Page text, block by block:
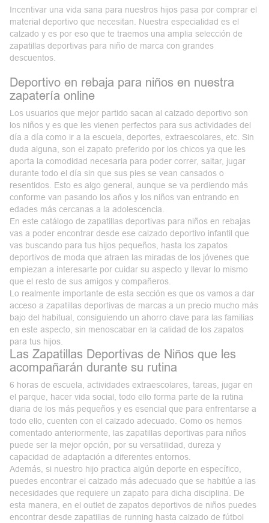
Incentivar una vida sana para nuestros hijos pasa por comprar el
material deportivo que necesitan. Nuestra especialidad es el
calzado y es por eso que te traemos una amplia selección de
zapatillas deportivas para niño de marca con grandes
descuentos.
Deportivo en rebaja para niños en nuestra
zapatería online
Los usuarios que mejor partido sacan al calzado deportivo son
los niños y es que les vienen perfectos para sus actividades del
día a día como ir a la escuela, deportes, extraescolares, etc. Sin
duda alguna, son elzapato preferido por los chicos ya que les
aporta la comodidad necesaria para poder correr, saltar, jugar
durante todo el día sin que sus pies se vean cansados o
resentidos. Esto es algo general, aunque se va perdiendo más
conforme van pasando los años y los niños van entrando en
edades más cercanas a la adolescencia.
En este catálogo de zapatillas deportivas para niños en rebajas
vas a poder encontrar desde ese calzado deportivo infantil que
vas buscando para tus hijos pequeños, hasta loszapatos
deportivos de moda que atraen las miradas de los jóvenes que
empiezan a interesarte por cuidar su aspecto y llevar lo mismo
que el resto de sus amigos y compañeros.
Lo realmente importante de esta sección es que os vamos a dar
acceso a zapatillas deportivas de marcas a un precio mucho más
bajo del habitual, consiguiendo unahorro clave para las familias
en este aspecto, sin menoscabar en la calidad de los zapatos
para tus hijos.
Las Zapatillas Deportivas de Niños que les
acompañarán durante su rutina
6 horas de escuela, actividades extraescolares, tareas, jugar en
el parque, hacer vida social, todo ello forma parte de la rutina
diaria de los más pequeños y es esencial que para enfrentarse a
todo ello, cuenten con el calzado adecuado. Como os hemos
comentado anteriormente, laszapatillas deportivas para niños
puede ser la mejor opción, por su versatilidad, dureza y
capacidad de adaptación a diferentes entornos.
Además, si nuestro hijo practica algún deporte en específico,
puedes encontrar el calzado más adecuado que se habitúe a las
necesidades que requiere un zapato para dicha disciplina. De
esta manera, en el outlet de zapatos deportivos de niños puedes
encontrar desde zapatillas de running hasta calzado de fútbol